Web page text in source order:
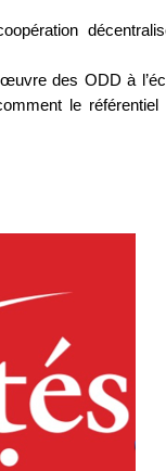
des ODD à
le référentiel